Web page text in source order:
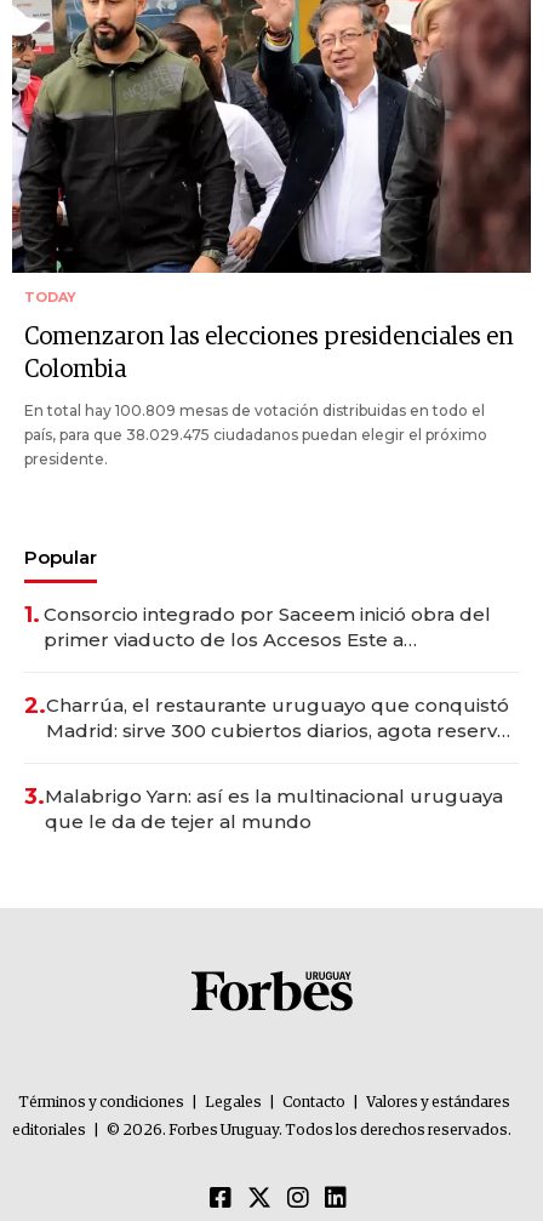
TODAY
Comenzaron las elecciones presidenciales en
Colombia
En total hay 100.809 mesas de votación distribuidas en todo el
país, para que 38.029.475 ciudadanos puedan elegir el próximo
presidente.
Popular
1. Consorcio integrado por Saceem inició obra del
primer viaducto de los Accesos Este a
2.Charrúa, el restaurante uruguayo que conquistó
Madrid: sirve 300 cubiertos diarios, agota reservas
3.Malabrigo Yarn: así es la multinacional uruguaya
que le da de tejer al mundo
Términos y condiciones Legales Contacto
Valores y estándares
editoriales
© 2026. Forbes Uruguay. Todos los derechos reservados.